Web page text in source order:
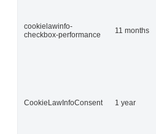
cookielawinfo-
checkbox-performance
11 months
CookieLawInfoConsent 1 year